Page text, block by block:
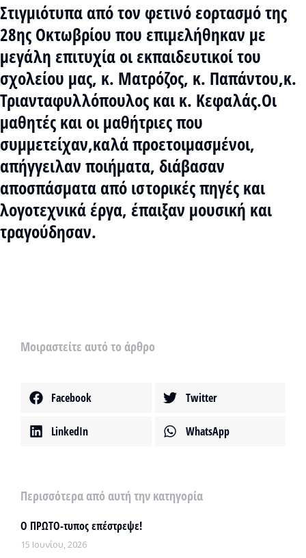
Στιγμιότυπα από τον φετινό εορτασμό της
28ης Οκτωβρίου που επιμελήθηκαν με
μεγάλη επιτυχία οι εκπαιδευτικοί του
σχολείου μας, κ. Ματρόζος, κ. Παπάντου,κ.
Τριανταφυλλόπουλος και κ. Κεφαλάς.Οι
μαθητές και οι μαθήτριες που
συμμετείχαν,καλά προετοιμασμένοι,
απήγγειλαν ποιήματα, διάβασαν
αποσπάσματα από ιστορικές πηγές και
λογοτεχνικά έργα, έπαιξαν μουσική και
τραγούδησαν.
Μοιραστείτε αυτό το άρθρο
Facebook Twitter
LinkedIn WhatsApp
Περισσότερα από αυτή την κατηγορία
Ο ΠΡΩΤΟ-τυπος επέστρεψε!
15 Ιουνίου, 2026